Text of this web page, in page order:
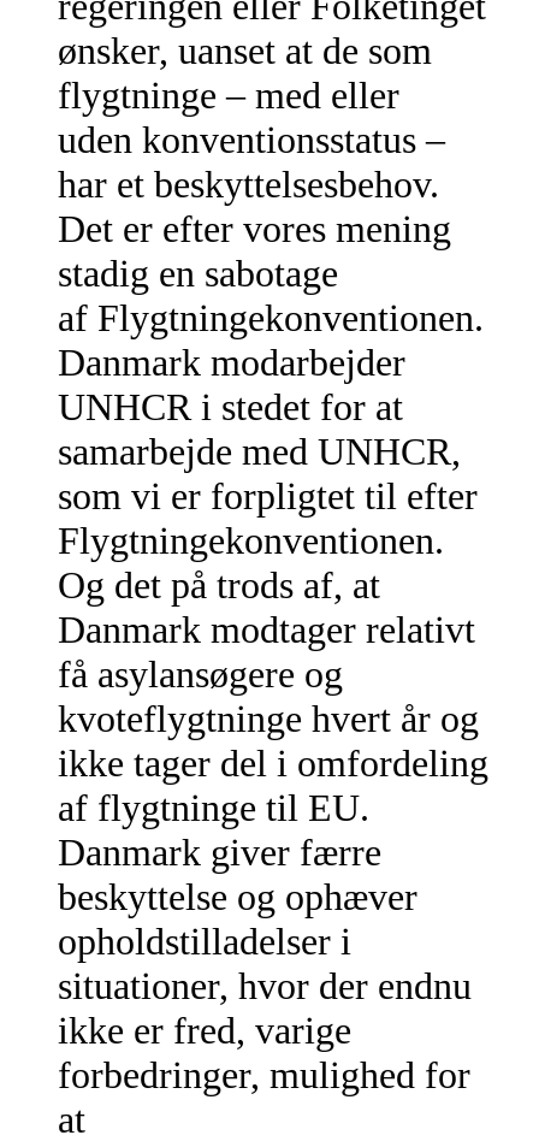
ønsker, uanset at de som
flygtninge – med eller
uden konventionsstatus –
har et beskyttelsesbehov.
Det er efter vores mening
stadig en sabotage
af Flygtningekonventionen.
Danmark modarbejder
UNHCR i stedet for at
samarbejde med UNHCR,
som vi er forpligtet til efter
Flygtningekonventionen.
Og det på trods af, at
Danmark modtager relativt
få asylansøgere og
kvoteflygtninge hvert år og
ikke tager del i omfordeling
af flygtninge til EU.
Danmark giver færre
beskyttelse og ophæver
opholdstilladelser i
situationer, hvor der endnu
ikke er fred, varige
forbedringer, mulighed for
at